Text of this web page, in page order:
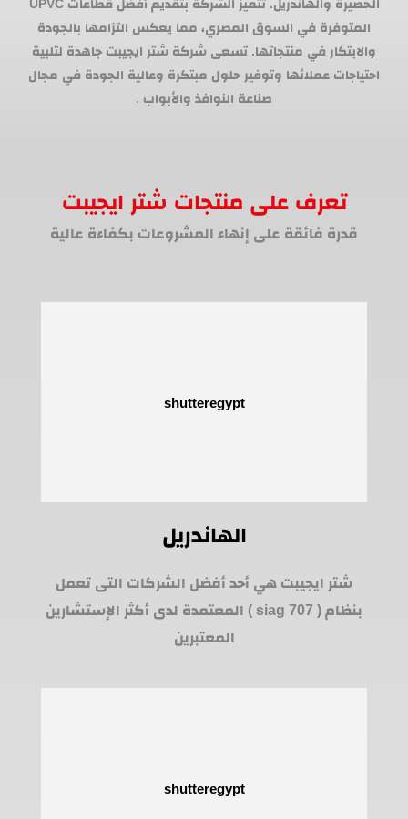
الحصيرة والهاندريل. تتميز الشركة بتقديم أفضل قطاعات UPVC
المتوفرة في السوق المصري، مما يعكس التزامها بالجودة
والابتكار في منتجاتها. تسعى شركة شتر ايجيبت جاهدة لتلبية
احتياجات عملائها وتوفير حلول مبتكرة وعالية الجودة في مجال
صناعة النوافذ والأبواب .
تعرف على منتجات شتر ايجيبت
قدرة فائقة على إنهاء المشروعات بكفاءة عالية
الهاندريل
شتر ايجيبت هي أحد أفضل الشركات التى تعمل
بنظام ( siag 707 ) المعتمدة لدى أكثر الإستشارين
المعتبرين